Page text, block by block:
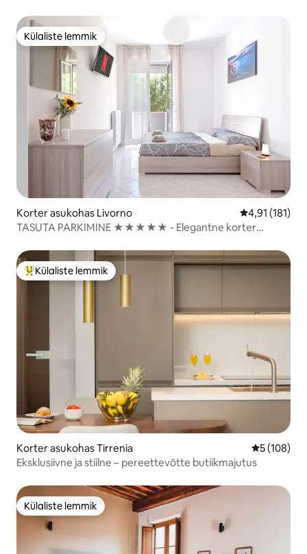
Külaliste lemmik
Külaliste lemmik
Korter asukohas Livorno Keskmine
4,91 (181)
TASUTA PARKIMINE ★★★★★ - Elegantne korter
Külaliste suur lemmik
Külaliste lemmik
Korter asukohas Tirrenia Keskmine
5 (108)
Eksklusiivne ja stiilne – pereettevõtte butiikmajutus
Külaliste lemmik
Külaliste lemmik